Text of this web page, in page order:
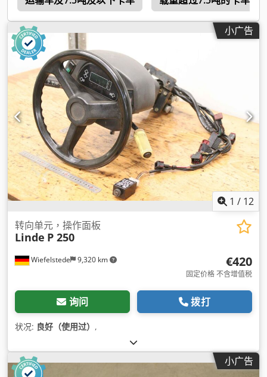
小广告
1 / 12
Wiefelstede 9,320 km
转向单元，操作面板
Linde P 250
€420
固定价格 不含增值税
询问 拨打
状况: 良好（使用过） ,
小广告